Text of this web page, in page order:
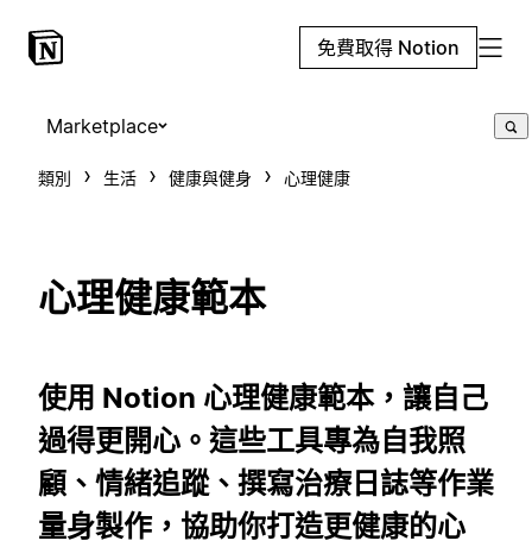
免費取得 Notion
Marketplace
類別 生活 健康與健身 心理健康
心理健康範本
使用 Notion 心理健康範本，讓自己
過得更開心。這些工具專為自我照
顧、情緒追蹤、撰寫治療日誌等作業
量身製作，協助你打造更健康的心